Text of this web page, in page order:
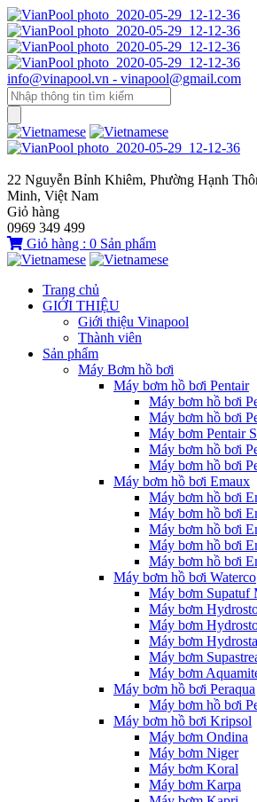
info@vinapool.vn - vinapool@gmail.com
22 Nguyễn Bỉnh Khiêm, Phường Hạnh
Minh, Việt Nam
Giỏ hàng
0969 349 499
Giỏ hàng : 0 Sản phẩm
Trang chủ
GIỚI THIỆU
Giới thiệu Vinapool
Thành viên
Sản phẩm
Máy Bơm hồ bơi
Máy bơm hồ bơi Pentair
Máy bơm hồ bơi
Máy bơm hồ bơi
Máy bơm Pentair
Máy bơm hồ bơi
Máy bơm hồ bơi
Máy bơm hồ bơi Emaux
Máy bơm hồ bơi
Máy bơm hồ bơi
Máy bơm hồ bơi
Máy bơm hồ bơi
Máy bơm hồ bơi
Máy bơm hồ bơi Waterco
Máy bơm Supatuf
Máy bơm
Máy bơm
Máy bơm
Máy bơm
Máy bơm
Máy bơm hồ bơi Peraqua
Máy bơm hồ bơi
Máy bơm hồ bơi Kripsol
Máy bơm Ondina
Máy bơm Niger
Máy bơm Koral
Máy bơm Karpa